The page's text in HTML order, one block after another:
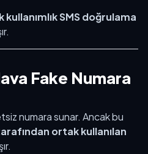
kullanımlık SMS doğrulama
Fake Numara
numara sunar. Ancak bu
ortak kullanılan